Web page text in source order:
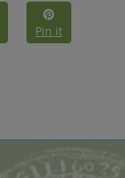
Pin it